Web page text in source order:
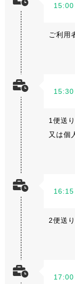
15:00
ご利用
15:30
1便送
又は個
16:15
2便送
17:00